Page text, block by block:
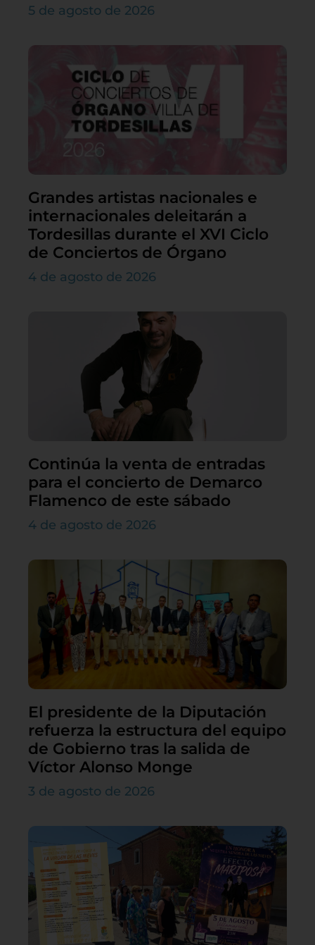
5 de agosto de 2026
Grandes artistas nacionales e
internacionales deleitarán a
Tordesillas durante el XVI Ciclo
de Conciertos de Órgano
4 de agosto de 2026
Continúa la venta de entradas
para el concierto de Demarco
Flamenco de este sábado
4 de agosto de 2026
El presidente de la Diputación
refuerza la estructura del equipo
de Gobierno tras la salida de
Víctor Alonso Monge
3 de agosto de 2026